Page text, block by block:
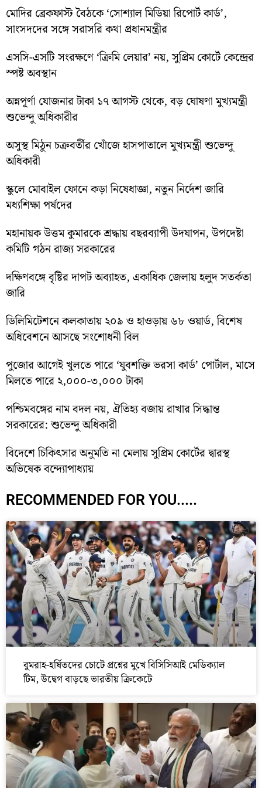
মোদির ব্রেকফাস্ট বৈঠকে ‘সোশ্যাল মিডিয়া রিপোর্ট কার্ড’,
সাংসদদের সঙ্গে সরাসরি কথা প্রধানমন্ত্রীর
এসসি-এসটি সংরক্ষণে ‘ক্রিমি লেয়ার’ নয়, সুপ্রিম কোর্টে কেন্দ্রের
স্পষ্ট অবস্থান
অন্নপূর্ণা যোজনার টাকা ১৭ আগস্ট থেকে, বড় ঘোষণা মুখ্যমন্ত্রী
শুভেন্দু অধিকারীর
অসুস্থ মিঠুন চক্রবর্তীর খোঁজে হাসপাতালে মুখ্যমন্ত্রী শুভেন্দু
অধিকারী
স্কুলে মোবাইল ফোনে কড়া নিষেধাজ্ঞা, নতুন নির্দেশ জারি
মধ্যশিক্ষা পর্ষদের
মহানায়ক উত্তম কুমারকে শ্রদ্ধায় বছরব্যাপী উদযাপন, উপদেষ্টা
কমিটি গঠন রাজ্য সরকারের
দক্ষিণবঙ্গে বৃষ্টির দাপট অব্যাহত, একাধিক জেলায় হলুদ সতর্কতা
জারি
ডিলিমিটেশনে কলকাতায় ২০৯ ও হাওড়ায় ৬৮ ওয়ার্ড, বিশেষ
অধিবেশনে আসছে সংশোধনী বিল
পুজোর আগেই খুলতে পারে ‘যুবশক্তি ভরসা কার্ড’ পোর্টাল, মাসে
মিলতে পারে ২,০০০-৩,০০০ টাকা
পশ্চিমবঙ্গের নাম বদল নয়, ঐতিহ্য বজায় রাখার সিদ্ধান্ত
সরকারের: শুভেন্দু অধিকারী
বিদেশে চিকিৎসার অনুমতি না মেলায় সুপ্রিম কোর্টের দ্বারস্থ
অভিষেক বন্দ্যোপাধ্যায়
RECOMMENDED FOR YOU.....
বুমরাহ-হর্ষিতদের চোটে প্রশ্নের মুখে বিসিসিআই মেডিক্যাল
টিম, উদ্বেগ বাড়ছে ভারতীয় ক্রিকেটে